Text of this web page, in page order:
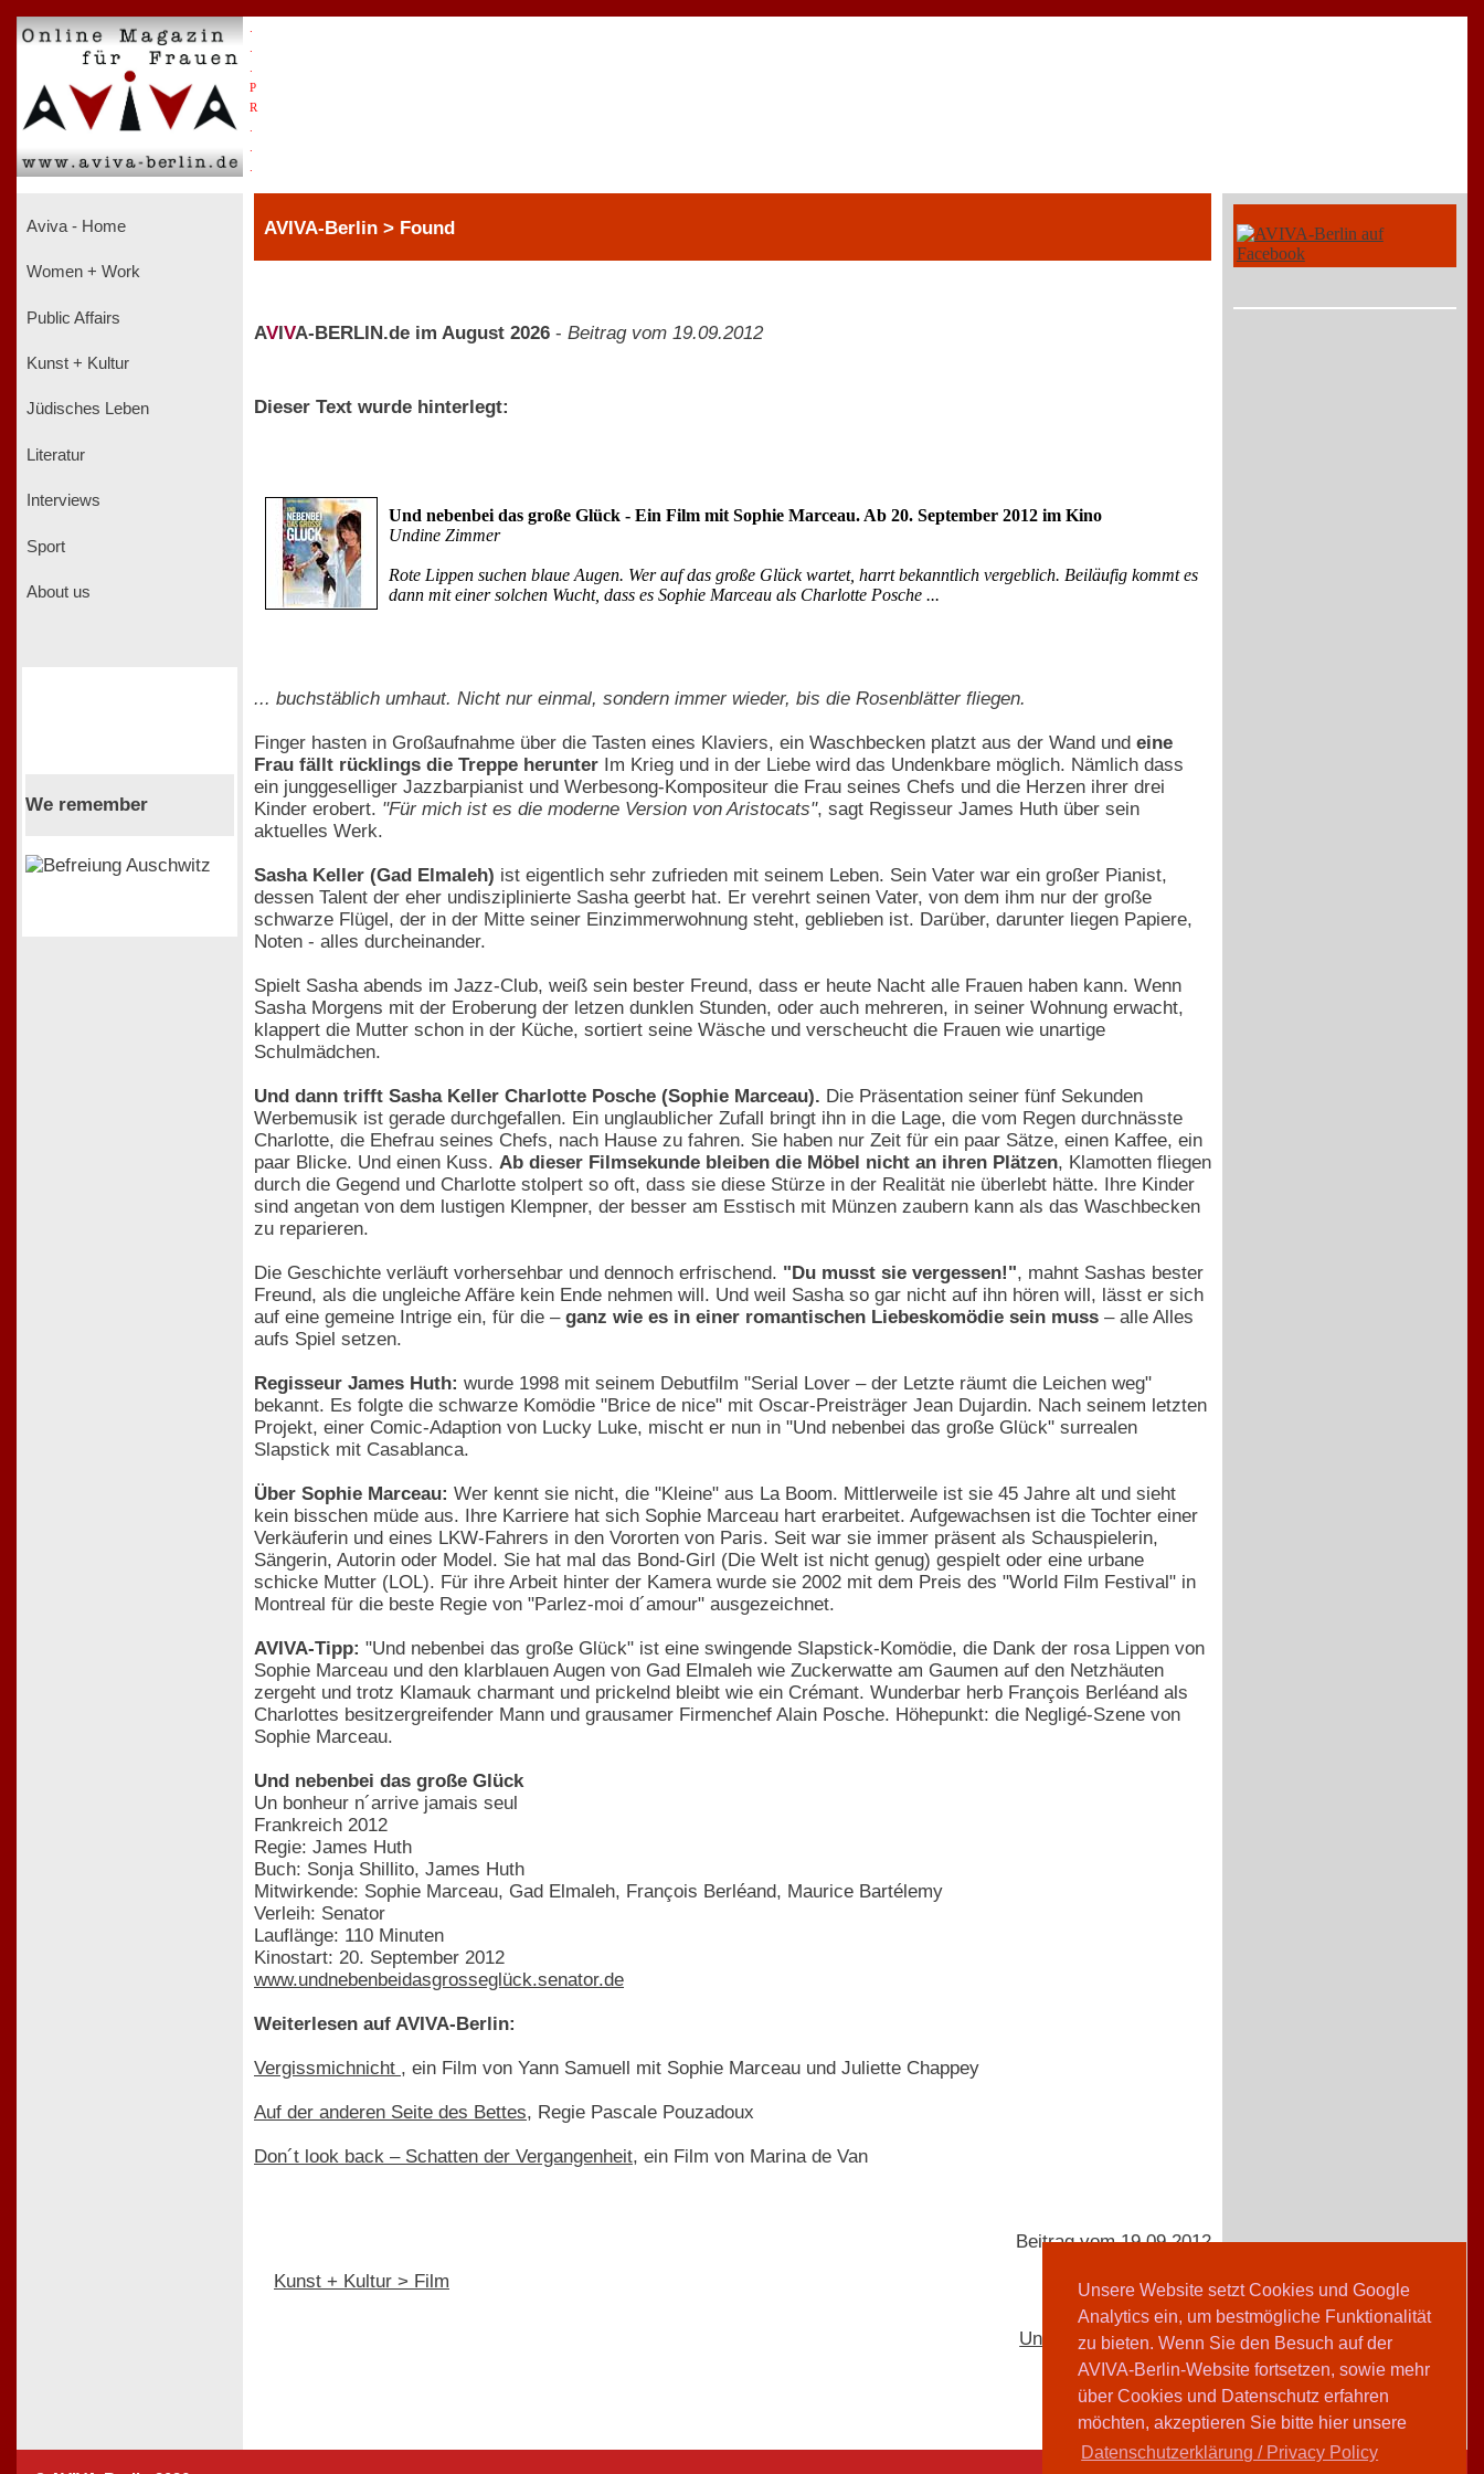
Unsere Website setzt Cookies und Google
Analytics ein, um bestmögliche Funktionalität
zu bieten. Wenn Sie den Besuch auf der
AVIVA-Berlin-Website fortsetzen, sowie mehr
über Cookies und Datenschutz erfahren
möchten, akzeptieren Sie bitte hier unsere
Datenschutzerklärung / Privacy Policy
P
R
Aviva - Home
Women + Work
Public Affairs
Kunst + Kultur
Jüdisches Leben
Literatur
Interviews
Sport
About us
We remember
AVIVA-Berlin > Found
AV VA-BERLIN.de im August 2026 - Beitrag vom 19.09.2012
Dieser Text wurde hinterlegt:
Und nebenbei das große Glück - Ein Film mit Sophie Marceau. Ab 20. September 2012 im Kino
Undine Zimmer
Rote Lippen suchen blaue Augen. Wer auf das große Glück wartet, harrt bekanntlich vergeblich. Beiläufig kommt es
dann mit einer solchen Wucht, dass es Sophie Marceau als Charlotte Posche ...
... buchstäblich umhaut. Nicht nur einmal, sondern immer wieder, bis die Rosenblätter fliegen.
Finger hasten in Großaufnahme über die Tasten eines Klaviers, ein Waschbecken platzt aus der Wand und eine
Frau fällt rücklings die Treppe herunter Im Krieg und in der Liebe wird das Undenkbare möglich. Nämlich dass
ein junggeselliger Jazzbarpianist und Werbesong-Kompositeur die Frau seines Chefs und die Herzen ihrer drei
Kinder erobert. "Für mich ist es die moderne Version von Aristocats", sagt Regisseur James Huth über sein
aktuelles Werk.
Sasha Keller (Gad Elmaleh) ist eigentlich sehr zufrieden mit seinem Leben. Sein Vater war ein großer Pianist,
dessen Talent der eher undisziplinierte Sasha geerbt hat. Er verehrt seinen Vater, von dem ihm nur der große
schwarze Flügel, der in der Mitte seiner Einzimmerwohnung steht, geblieben ist. Darüber, darunter liegen Papiere,
Noten - alles durcheinander.
Spielt Sasha abends im Jazz-Club, weiß sein bester Freund, dass er heute Nacht alle Frauen haben kann. Wenn
Sasha Morgens mit der Eroberung der letzen dunklen Stunden, oder auch mehreren, in seiner Wohnung erwacht,
klappert die Mutter schon in der Küche, sortiert seine Wäsche und verscheucht die Frauen wie unartige
Schulmädchen.
Und dann trifft Sasha Keller Charlotte Posche (Sophie Marceau). Die Präsentation seiner fünf Sekunden
Werbemusik ist gerade durchgefallen. Ein unglaublicher Zufall bringt ihn in die Lage, die vom Regen durchnässte
Charlotte, die Ehefrau seines Chefs, nach Hause zu fahren. Sie haben nur Zeit für ein paar Sätze, einen Kaffee, ein
paar Blicke. Und einen Kuss. Ab dieser Filmsekunde bleiben die Möbel nicht an ihren Plätzen, Klamotten fliegen
durch die Gegend und Charlotte stolpert so oft, dass sie diese Stürze in der Realität nie überlebt hätte. Ihre Kinder
sind angetan von dem lustigen Klempner, der besser am Esstisch mit Münzen zaubern kann als das Waschbecken
zu reparieren.
Die Geschichte verläuft vorhersehbar und dennoch erfrischend. "Du musst sie vergessen!", mahnt Sashas bester
Freund, als die ungleiche Affäre kein Ende nehmen will. Und weil Sasha so gar nicht auf ihn hören will, lässt er sich
auf eine gemeine Intrige ein, für die – ganz wie es in einer romantischen Liebeskomödie sein muss – alle Alles
aufs Spiel setzen.
Regisseur James Huth: wurde 1998 mit seinem Debutfilm "Serial Lover – der Letzte räumt die Leichen weg"
bekannt. Es folgte die schwarze Komödie "Brice de nice" mit Oscar-Preisträger Jean Dujardin. Nach seinem letzten
Projekt, einer Comic-Adaption von Lucky Luke, mischt er nun in "Und nebenbei das große Glück" surrealen
Slapstick mit Casablanca.
Über Sophie Marceau: Wer kennt sie nicht, die "Kleine" aus La Boom. Mittlerweile ist sie 45 Jahre alt und sieht
kein bisschen müde aus. Ihre Karriere hat sich Sophie Marceau hart erarbeitet. Aufgewachsen ist die Tochter einer
Verkäuferin und eines LKW-Fahrers in den Vororten von Paris. Seit war sie immer präsent als Schauspielerin,
Sängerin, Autorin oder Model. Sie hat mal das Bond-Girl (Die Welt ist nicht genug) gespielt oder eine urbane
schicke Mutter (LOL). Für ihre Arbeit hinter der Kamera wurde sie 2002 mit dem Preis des "World Film Festival" in
Montreal für die beste Regie von "Parlez-moi d´amour" ausgezeichnet.
AVIVA-Tipp: "Und nebenbei das große Glück" ist eine swingende Slapstick-Komödie, die Dank der rosa Lippen von
Sophie Marceau und den klarblauen Augen von Gad Elmaleh wie Zuckerwatte am Gaumen auf den Netzhäuten
zergeht und trotz Klamauk charmant und prickelnd bleibt wie ein Crémant. Wunderbar herb François Berléand als
Charlottes besitzergreifender Mann und grausamer Firmenchef Alain Posche. Höhepunkt: die Negligé-Szene von
Sophie Marceau.
Und nebenbei das große Glück
Un bonheur n´arrive jamais seul
Frankreich 2012
Regie: James Huth
Buch: Sonja Shillito, James Huth
Mitwirkende: Sophie Marceau, Gad Elmaleh, François Berléand, Maurice Bartélemy
Verleih: Senator
Lauflänge: 110 Minuten
Kinostart: 20. September 2012
www.undnebenbeidasgrosseglück.senator.de
Weiterlesen auf AVIVA-Berlin:
Vergissmichnicht , ein Film von Yann Samuell mit Sophie Marceau und Juliette Chappey
Auf der anderen Seite des Bettes, Regie Pascale Pouzadoux
Don´t look back – Schatten der Vergangenheit, ein Film von Marina de Van
Kunst + Kultur > Film
Beitrag vom 19.09.2012
Undine Zimmer